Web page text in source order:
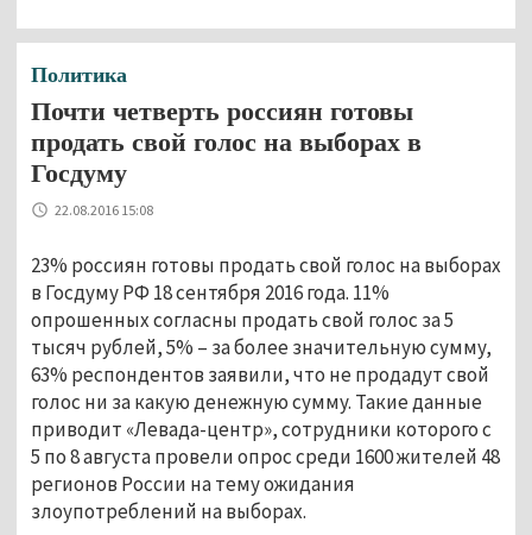
Политика
Почти четверть россиян готовы
продать свой голос на выборах в
Госдуму
22.08.2016 15:08
23% россиян готовы продать свой голос на выборах
в Госдуму РФ 18 сентября 2016 года. 11%
опрошенных согласны продать свой голос за 5
тысяч рублей, 5% – за более значительную сумму,
63% респондентов заявили, что не продадут свой
голос ни за какую денежную сумму. Такие данные
приводит «Левада-центр», сотрудники которого с
5 по 8 августа провели опрос среди 1600 жителей 48
регионов России на тему ожидания
злоупотреблений на выборах.